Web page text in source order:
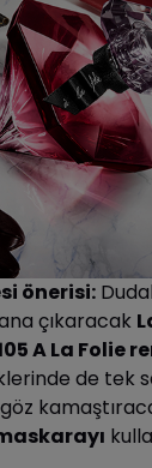
önerisi:
çıkaracak
A La Folie
de tek